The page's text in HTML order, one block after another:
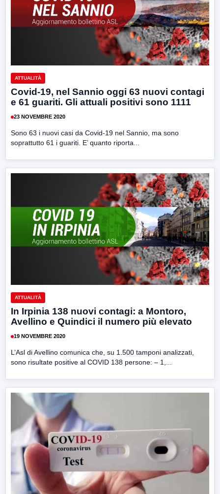
ATTUALITÀ
Covid-19, nel Sannio oggi 63 nuovi contagi
e 61 guariti. Gli attuali positivi sono 1111
23 NOVEMBRE 2020
Sono 63 i nuovi casi da Covid-19 nel Sannio, ma sono
soprattutto 61 i guariti. E’ quanto riporta...
ATTUALITÀ
In Irpinia 138 nuovi contagi: a Montoro,
Avellino e Quindici il numero più elevato
19 NOVEMBRE 2020
L’Asl di Avellino comunica che, su 1.500 tamponi analizzati,
sono risultate positive al COVID 138 persone: – 1,...